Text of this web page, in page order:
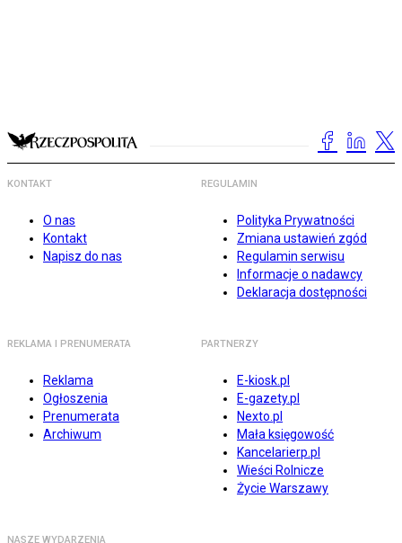
KONTAKT
O nas
Kontakt
Napisz do nas
REGULAMIN
Polityka Prywatności
Zmiana ustawień zgód
Regulamin serwisu
Informacje o nadawcy
Deklaracja dostępności
REKLAMA I PRENUMERATA
Reklama
Ogłoszenia
Prenumerata
Archiwum
PARTNERZY
E-kiosk.pl
E-gazety.pl
Nexto.pl
Mała księgowość
Kancelarierp.pl
Wieści Rolnicze
Życie Warszawy
NASZE WYDARZENIA